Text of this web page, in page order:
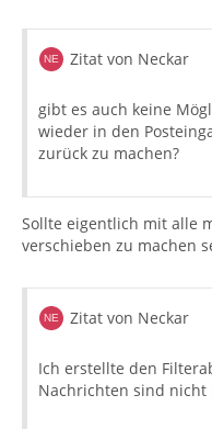
Zitat von Neckar
gibt es auch keine
wieder in den
zurück zu machen?
Sollte eigentlich mit alle
verschieben zu machen
Zitat von Neckar
Ich erstellte den
Nachrichten sind